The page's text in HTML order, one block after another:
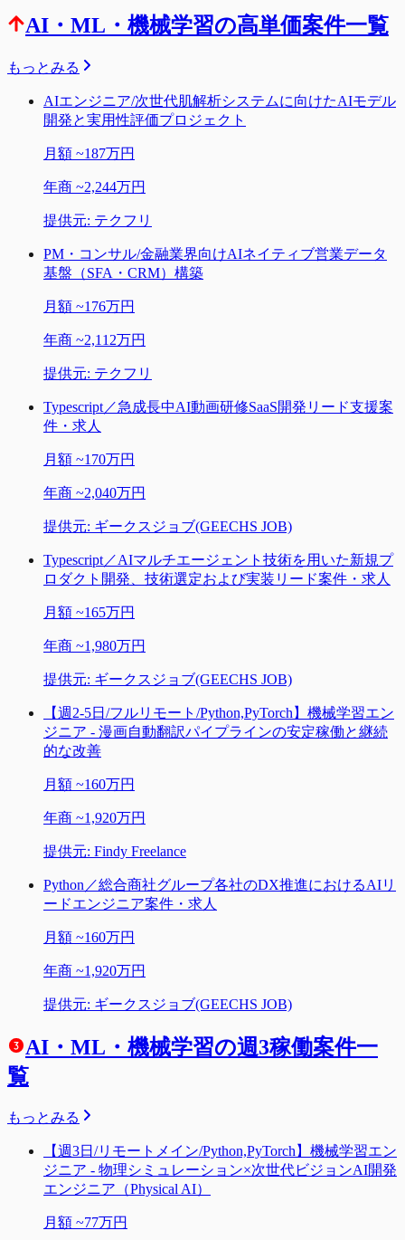
AI・ML・機械学習の高単価案件一覧
もっとみる
AIエンジニア/次世代肌解析システムに向けたAIモデル
開発と実用性評価プロジェクト
月額 ~187万円
年商 ~2,244万円
提供元: テクフリ
PM・コンサル/金融業界向けAIネイティブ営業データ
基盤（SFA・CRM）構築
月額 ~176万円
年商 ~2,112万円
提供元: テクフリ
Typescript／急成長中AI動画研修SaaS開発リード支援案
件・求人
月額 ~170万円
年商 ~2,040万円
提供元: ギークスジョブ(GEECHS JOB)
Typescript／AIマルチエージェント技術を用いた新規プ
ロダクト開発、技術選定および実装リード案件・求人
月額 ~165万円
年商 ~1,980万円
提供元: ギークスジョブ(GEECHS JOB)
【週2-5日/フルリモート/Python,PyTorch】機械学習エン
ジニア - 漫画自動翻訳パイプラインの安定稼働と継続
的な改善
月額 ~160万円
年商 ~1,920万円
提供元: Findy Freelance
Python／総合商社グループ各社のDX推進におけるAIリ
ードエンジニア案件・求人
月額 ~160万円
年商 ~1,920万円
提供元: ギークスジョブ(GEECHS JOB)
AI・ML・機械学習の週3稼働案件一
覧
もっとみる
【週3日/リモートメイン/Python,PyTorch】機械学習エン
ジニア - 物理シミュレーション×次世代ビジョンAI開発
エンジニア（Physical AI）
月額 ~77万円